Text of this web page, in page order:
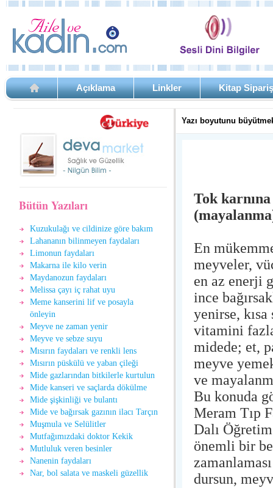
Açıklama Linkler Kitap
Bütün Yazıları
Kuzukulağı ve cildinize göre bakım
Lahananın bilinmeyen faydaları
Limonun faydaları
Makarna ile kilo verin
Maydanozun faydaları
Melissa çayı iç rahat uyu
Meme kanserini lif ve posayla
önleyin
Meyve ne zaman yenir
Meyve ve sebze suyu
Mısırın faydaları ve renkli lens
Mısırın püskülü ve yaban çileği
Mide gazlarından bitkilerle kurtulun
Mide kanseri ve saçlarda dökülme
Mide şişkinliği ve bulantı
Mide ve bağırsak gazının ilacı Tarçın
Muşmula ve Selülitler
Mutfağımızdaki doktor Kekik
Mutluluk veren besinler
Nanenin faydaları
Nar, bol salata ve maskeli güzellik
Yazı boyutunu
Tok
En
meyveler,
en az enerji
ince
yenirse,
vitamini
midede; et,
meyve
ve
Bu konuda
Meram Tıp
Dalı
önemli bir
dursun,